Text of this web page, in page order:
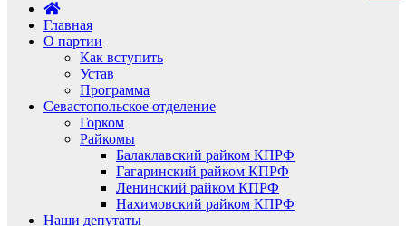
Главная
О партии
Как вступить
Устав
Программа
Севастопольское отделение
Горком
Райкомы
Балаклавский райком КПРФ
Гагаринский райком КПРФ
Ленинский райком КПРФ
Нахимовский райком КПРФ
Наши депутаты